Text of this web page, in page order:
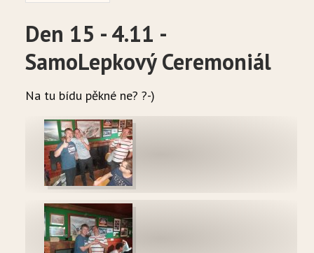
Den 15 - 4.11 -
SamoLepkový Ceremoniál
Na tu bídu pěkné ne? ?-)